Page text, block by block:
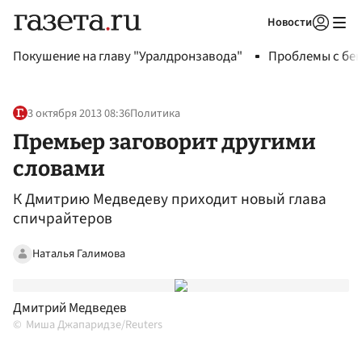
Новости
Покушение на главу "Уралдронзавода" Проблемы с
3 октября 2013 08:36Политика
Премьер заговорит другими
словами
К Дмитрию Медведеву приходит новый глава
спичрайтеров
Наталья Галимова
Дмитрий Медведев
Миша Джапаридзе/Reuters